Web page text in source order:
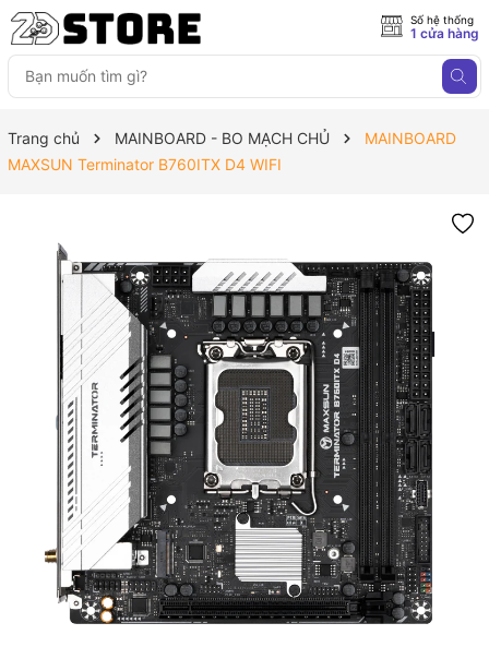
Số hệ thống
1 cửa hàng
Trang chủ MAINBOARD - BO MẠCH CHỦ
MAINBOARD
MAXSUN Terminator B760ITX D4 WIFI